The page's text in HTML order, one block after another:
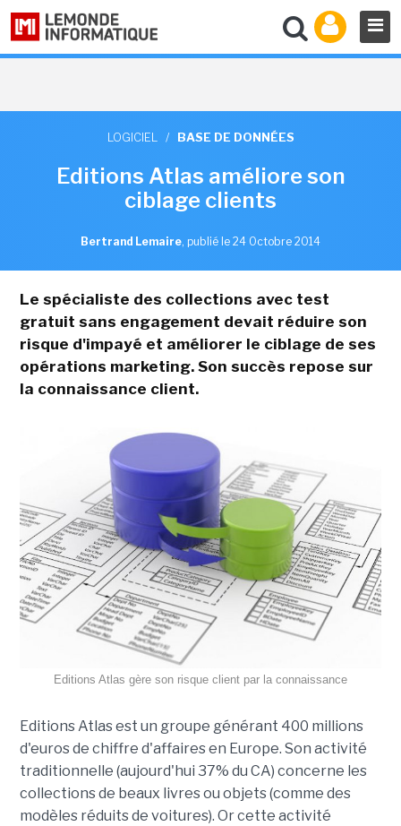
LOGICIEL / BASE DE DONNÉES
Editions Atlas améliore son
ciblage clients
Bertrand Lemaire, publié le 24 Octobre 2014
Le spécialiste des collections avec test
gratuit sans engagement devait réduire son
risque d'impayé et améliorer le ciblage de ses
opérations marketing. Son succès repose sur
la connaissance client.
Editions Atlas gère son risque client par la connaissance
Editions Atlas est un groupe générant 400 millions
d'euros de chiffre d'affaires en Europe. Son activité
traditionnelle (aujourd'hui 37% du CA) concerne les
collections de beaux livres ou objets (comme des
modèles réduits de voitures). Or cette activité